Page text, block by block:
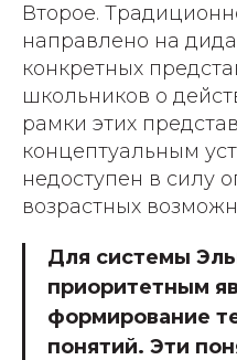
Второе.
направлено на
конкретных
школьников о
рамки этих
концептуальным
недоступен в силу
возрастных
Для системы
приоритетным
формирование
понятий. Эти